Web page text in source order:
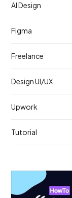
AI Design
Figma
Freelance
Design UI/UX
Upwork
Tutorial